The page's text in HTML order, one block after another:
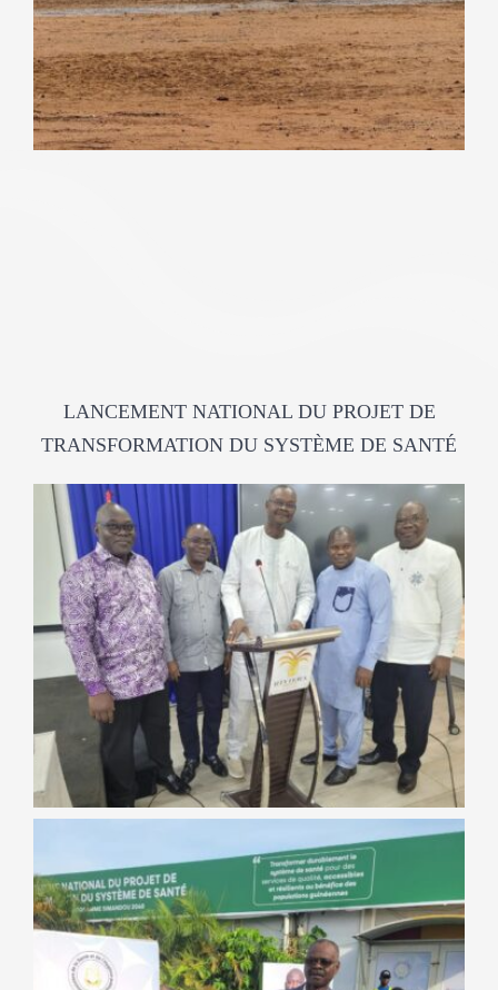
LANCEMENT NATIONAL DU PROJET DE
TRANSFORMATION DU SYSTÈME DE SANTÉ